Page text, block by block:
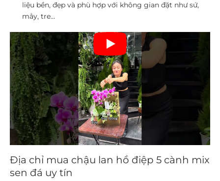
liệu bền, đẹp và phù hợp với không gian đặt như sứ,
mây, tre…
Địa chỉ mua chậu lan hồ điệp 5 cành mix
sen đá uy tín